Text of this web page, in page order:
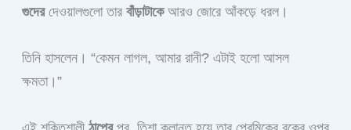
গুদেরদেওয়ালগুলো তার বাঁড়াটাকেআরও জোরে আঁকড়ে ধরল।
তিনি হাসলেন। “কেমন লাগল, আমার রানী? এটাই হলো আসল
ক্ষমতা।”